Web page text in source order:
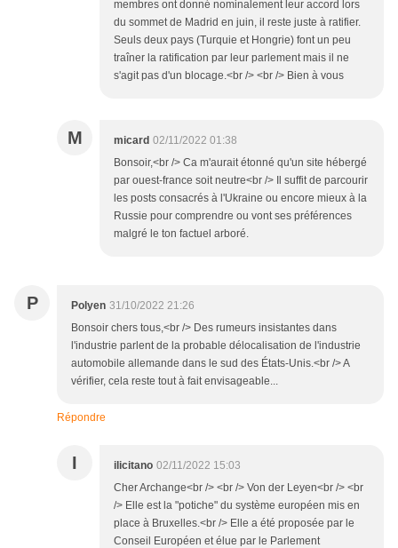
membres ont donné nominalement leur accord lors
du sommet de Madrid en juin, il reste juste à ratifier.
Seuls deux pays (Turquie et Hongrie) font un peu
traîner la ratification par leur parlement mais il ne
s'agit pas d'un blocage.<br /> <br /> Bien à vous
M micard 02/11/2022 01:38
Bonsoir,<br /> Ca m'aurait étonné qu'un site hébergé
par ouest-france soit neutre<br /> Il suffit de parcourir
les posts consacrés à l'Ukraine ou encore mieux à la
Russie pour comprendre ou vont ses préférences
malgré le ton factuel arboré.
P Polyen 31/10/2022 21:26
Bonsoir chers tous,<br /> Des rumeurs insistantes dans
l'industrie parlent de la probable délocalisation de l'industrie
automobile allemande dans le sud des États-Unis.<br /> A
vérifier, cela reste tout à fait envisageable...
Répondre
I ilicitano 02/11/2022 15:03
Cher Archange<br /> <br /> Von der Leyen<br /> <br
/> Elle est la "potiche" du système européen mis en
place à Bruxelles.<br /> Elle a été proposée par le
Conseil Européen et élue par le Parlement